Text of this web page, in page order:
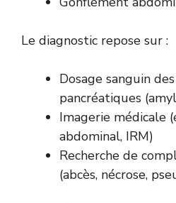
Le diagnostic repose sur :
Dosage sanguin
pancréatiques
Imagerie médicale
abdominal, IRM)
Recherche de
(abcès, nécrose,